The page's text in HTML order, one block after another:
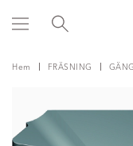
Hem FRÄSNING